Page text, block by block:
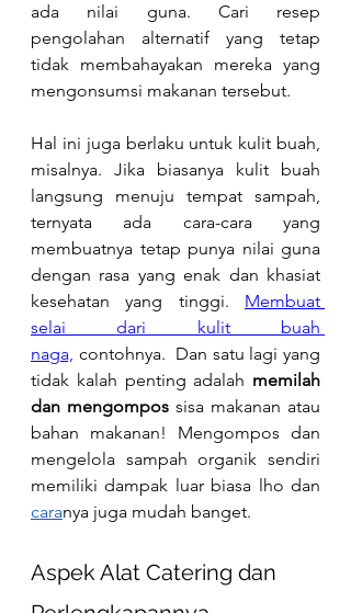
ada nilai guna. Cari resep
pengolahan alternatif yang tetap
tidak membahayakan mereka yang
mengonsumsi makanan tersebut.
Hal ini juga berlaku untuk kulit buah,
misalnya. Jika biasanya kulit buah
langsung menuju tempat sampah,
ternyata ada cara-cara yang
membuatnya tetap punya nilai guna
dengan rasa yang enak dan khasiat
kesehatan yang tinggi. Membuat
selai dari kulit buah
naga, contohnya.  Dan satu lagi yang
tidak kalah penting adalah memilah
dan mengompos sisa makanan atau
bahan makanan! Mengompos dan
mengelola sampah organik sendiri
caranya juga mudah banget.
Aspek Alat Catering dan